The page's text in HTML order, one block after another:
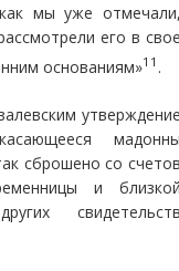
как мы уже
его в
основаниям»11 .
сброшено со
и